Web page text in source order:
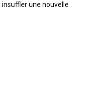
une nouvelle